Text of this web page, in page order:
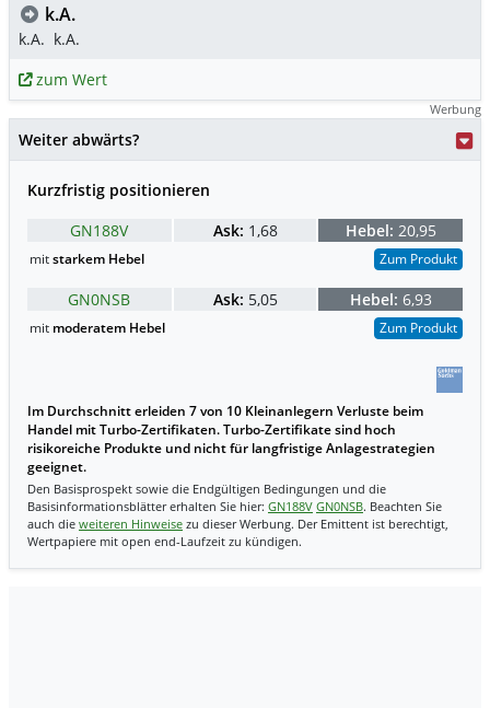
k.A.
k.A. k.A.
zum Wert
Werbung
Weiter abwärts?
Kurzfristig positionieren
GN188V
Ask: 1,68 Hebel: 20,95
mitstarkem Hebel Zum Produkt
GN0NSB Ask: 5,05 Hebel: 6,93
mit moderatem Hebel Zum Produkt
Im Durchschnitt erleiden 7 von 10 Kleinanlegern Verluste beim
Handel mit Turbo-Zertifikaten. Turbo-Zertifikate sind hoch
risikoreiche Produkte und nicht für langfristige Anlagestrategien
geeignet.
Den Basisprospekt sowie die Endgültigen Bedingungen und die
Basisinformationsblätter erhalten Sie hier: GN188V GN0NSB. Beachten Sie
auch die weiteren Hinweise zu dieser Werbung. Der Emittent ist berechtigt,
Wertpapiere mit open end-Laufzeit zu kündigen.